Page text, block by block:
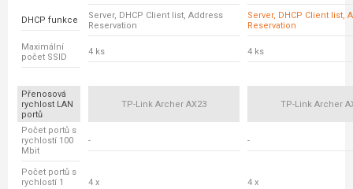
DHCP funkce
Server, DHCP Client list, Address
Reservation
Server, DHCP Client list,
Reservation
Maximální
počet SSID
4 ks 4 ks
Přenosová
rychlost LAN
portů
TP-Link Archer AX23 TP-Link Archer
Počet portů s
rychlostí 100
Mbit
- -
Počet portů s
rychlostí 1
4 x 4 x